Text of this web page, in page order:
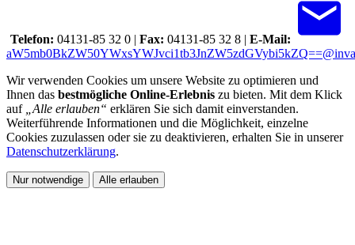
Telefon: 04131-85 32 0 | Fax: 04131-85 32 8 | E-Mail:
Wir verwenden Cookies um unsere Website zu optimieren und
Ihnen das bestmögliche Online-Erlebnis zu bieten. Mit dem Klick
auf
„Alle erlauben“ erklären Sie sich damit einverstanden.
Weiterführende Informationen und die Möglichkeit, einzelne
Cookies zuzulassen oder sie zu deaktivieren, erhalten Sie in unserer
Datenschutzerklärung.
Nur notwendige Alle erlauben